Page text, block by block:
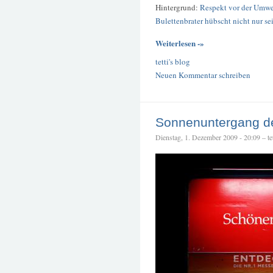
Hintergrund: Respekt vor der
Bulettenbrater hübscht nicht nur
Weiterlesen -»
tetti's blog
Neuen Kommentar schreiben
Sonnenuntergang
Dienstag, 1. Dezember 2009 - 20:09 –